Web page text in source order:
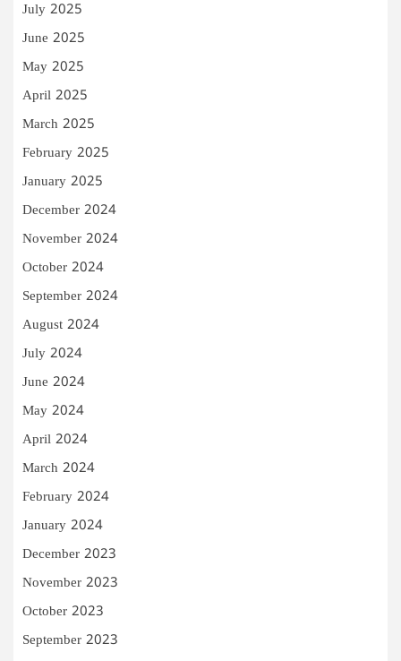
July 2025
June 2025
May 2025
April 2025
March 2025
February 2025
January 2025
December 2024
November 2024
October 2024
September 2024
August 2024
July 2024
June 2024
May 2024
April 2024
March 2024
February 2024
January 2024
December 2023
November 2023
October 2023
September 2023